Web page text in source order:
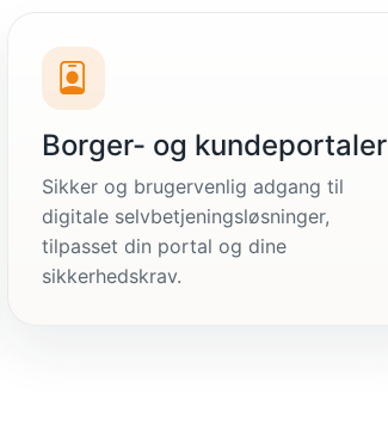
Borger- og kundeportaler
Sikker og brugervenlig adgang til
digitale selvbetjeningsløsninger,
tilpasset din portal og dine
sikkerhedskrav.